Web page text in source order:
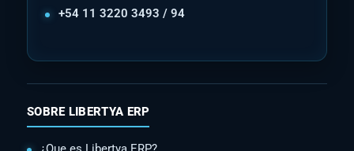
+54 11 3220 3493 / 94
SOBRE LIBERTYA ERP